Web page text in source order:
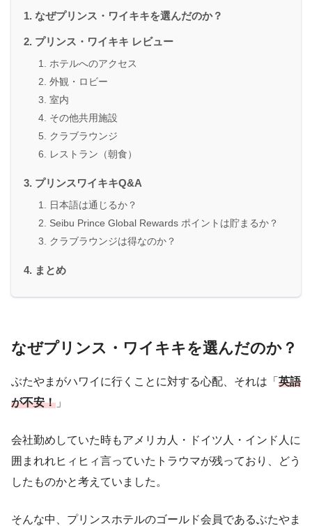
なぜプリンス・ワイキキを選んだのか？
プリンス・ワイキキ レビュー
ホテルへのアクセス
外観・ロビー
室内
その他共用施設
クラブラウンジ
レストラン（朝食）
プリンスワイキキQ&A
日本語は通じるか？
Seibu Prince Global Rewards ポイントは貯まるか？
クラブラウンジは得なのか？
まとめ
なぜプリンス・ワイキキを選んだのか？
ぶたやまがハワイに行くことに対する心配、それは「 英語
が不安！ 」
会社勤めしていた時もアメリカ人・ドイツ人・インド人に
囲まれれヒィヒィ言っていたトラウマが残っており、どう
したものかと考えていました。
そんな中、プリンスホテルのゴールド会員であるぶたやま